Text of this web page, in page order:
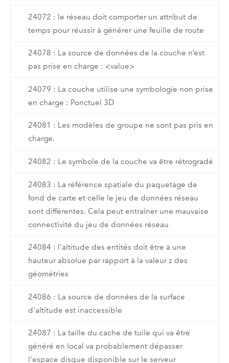
24072 : le réseau doit comporter un attribut de
temps pour réussir à générer une feuille de route
24078 : La source de données de la couche n’est
pas prise en charge : <value>
24079 : La couche utilise une symbologie non prise
en charge : Ponctuel 3D
24081 : Les modèles de groupe ne sont pas pris en
charge.
24082 : Le symbole de la couche va être rétrogradé
24083 : La référence spatiale du paquetage de
fond de carte et celle le jeu de données réseau
sont différentes. Cela peut entraîner une mauvaise
connectivité du jeu de données réseau
24084 : l'altitude des entités doit être à une
hauteur absolue par rapport à la valeur z des
géométries
24086 : La source de données de la surface
d'altitude est inaccessible
24087 : La taille du cache de tuile qui va être
généré en local va probablement dépasser
l'espace disque disponible sur le serveur